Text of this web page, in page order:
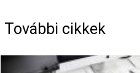
További cikkek